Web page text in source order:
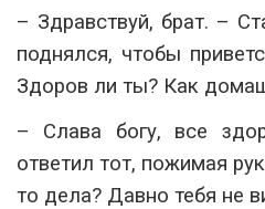
– Здравствуй, брат. –
поднялся, чтобы
Здоров ли ты? Как
– Слава богу, все
ответил тот, пожимая
то дела? Давно тебя не